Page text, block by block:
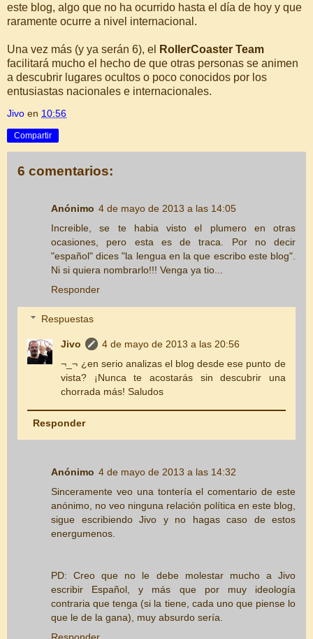
este blog, algo que no ha ocurrido hasta el día de hoy y que
raramente ocurre a nivel internacional.
Una vez más (y ya serán 6), el
RollerCoaster Team
facilitará mucho el hecho de que otras personas se animen
a descubrir lugares ocultos o poco conocidos por los
entusiastas nacionales e internacionales.
Jivo en 10:56
Compartir
6 comentarios:
Anónimo 4 de mayo de 2013 a las 14:05
Increible, se te habia visto el plumero en otras
ocasiones, pero esta es de traca. Por no decir
"español" dices "la lengua en la que escribo este blog".
Ni si quiera nombrarlo!!! Venga ya tio...
Responder
Respuestas
Jivo
4 de mayo de 2013 a las 20:56
¬_¬ ¿en serio analizas el blog desde ese punto de
vista? ¡Nunca te acostarás sin descubrir una
chorrada más! Saludos
Responder
Anónimo 4 de mayo de 2013 a las 14:32
Sinceramente veo una tontería el comentario de este
anónimo, no veo ninguna relación política en este blog,
sigue escribiendo Jivo y no hagas caso de estos
energumenos.
PD: Creo que no le debe molestar mucho a Jivo
escribir Español, y más que por muy ideología
contraria que tenga (si la tiene, cada uno que piense lo
que le de la gana), muy absurdo sería.